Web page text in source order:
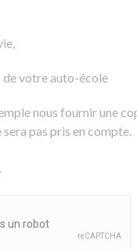
de votre auto-école
nous fournir une
pas pris en compte.